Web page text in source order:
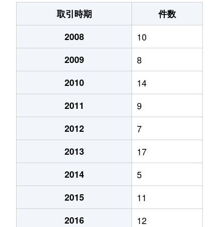
取引時期
件数
2008
10
2009
8
2010
14
2011
9
2012
7
2013
17
2014
5
2015
11
2016
12